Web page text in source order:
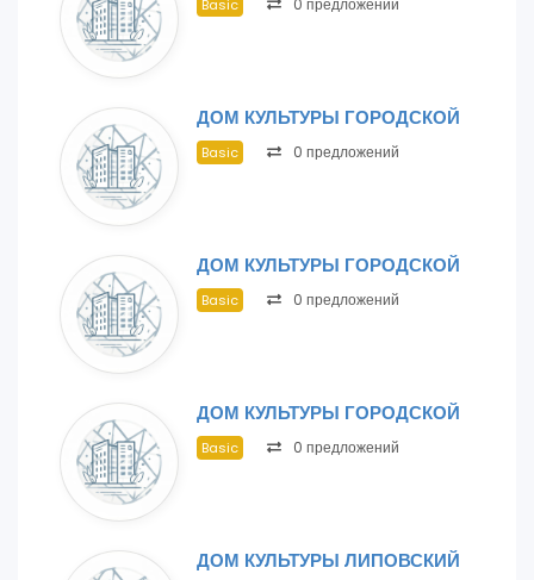
Basic 0 предложений
ДОМ КУЛЬТУРЫ ГОРОДСКОЙ
Basic 0 предложений
ДОМ КУЛЬТУРЫ ГОРОДСКОЙ
Basic 0 предложений
ДОМ КУЛЬТУРЫ ГОРОДСКОЙ
Basic 0 предложений
ДОМ КУЛЬТУРЫ ЛИПОВСКИЙ